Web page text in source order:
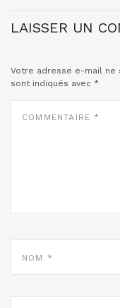
LAISSER UN
Votre adresse e-mail ne
sont indiqués avec *